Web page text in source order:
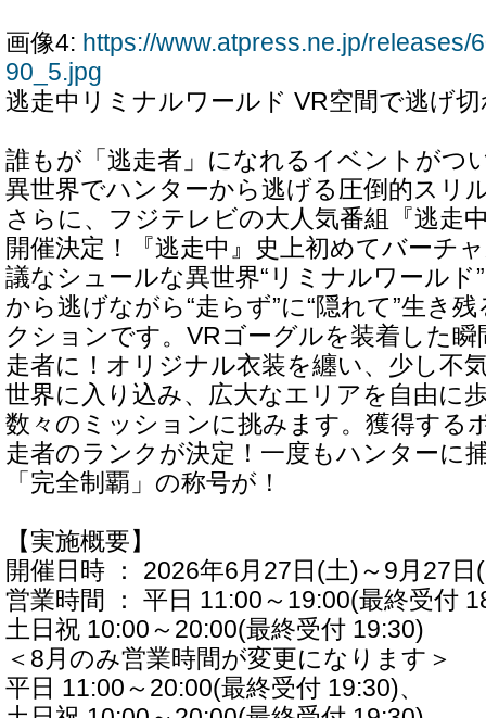
画像4: https://www.atpress.ne.jp/releases/
90_5.jpg
逃走中リミナルワールド VR空間で逃げ
誰もが「逃走者」になれるイベントがつ
異世界でハンターから逃げる圧倒的スリ
さらに、フジテレビの大人気番組『逃走
開催決定！『逃走中』史上初めてバーチ
議なシュールな異世界“リミナルワールド
から逃げながら“走らず”に“隠れて”生き
クションです。VRゴーグルを装着した
走者に！オリジナル衣装を纏い、少し不
世界に入り込み、広大なエリアを自由に
数々のミッションに挑みます。獲得する
走者のランクが決定！一度もハンターに
「完全制覇」の称号が！
【実施概要】
開催日時 ： 2026年6月27日(土)～9月27日
営業時間 ： 平日 11:00～19:00(最終受付
土日祝 10:00～20:00(最終受付 19:30)
＜8月のみ営業時間が変更になります＞
平日 11:00～20:00(最終受付 19:30)、